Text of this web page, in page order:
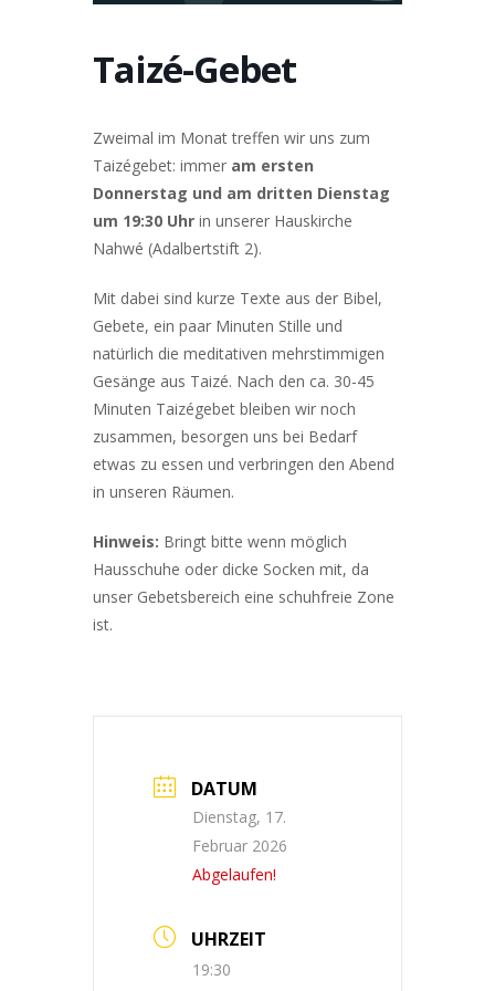
Taizé-Gebet
Zweimal im Monat treffen wir uns zum
Taizégebet: immer am ersten
Donnerstag und am dritten Dienstag
um 19:30 Uhr in unserer Hauskirche
Nahwé (Adalbertstift 2).
Mit dabei sind kurze Texte aus der Bibel,
Gebete, ein paar Minuten Stille und
natürlich die meditativen mehrstimmigen
Gesänge aus Taizé. Nach den ca. 30-45
Minuten Taizégebet bleiben wir noch
zusammen, besorgen uns bei Bedarf
etwas zu essen und verbringen den Abend
in unseren Räumen.
Hinweis: Bringt bitte wenn möglich
Hausschuhe oder dicke Socken mit, da
unser Gebetsbereich eine schuhfreie Zone
ist.
DATUM
Dienstag, 17.
Februar 2026
Abgelaufen!
UHRZEIT
19:30